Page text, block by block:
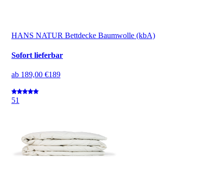
HANS NATUR Bettdecke Baumwolle (kbA)
Sofort lieferbar
ab 189,00 €189
51